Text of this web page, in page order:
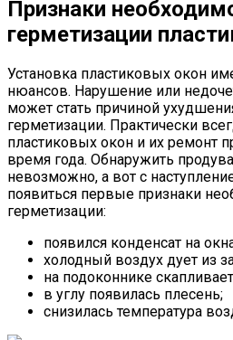
Признаки
герметизации
Установка пластиковых окон
нюансов. Нарушение или
может стать причиной
герметизации. Практически
пластиковых окон и их ремонт
время года. Обнаружить
невозможно, а вот с
появиться первые признаки
герметизации:
появился конденсат на
холодный воздух дует из
на подоконнике
в углу появилась плесень;
снизилась температура